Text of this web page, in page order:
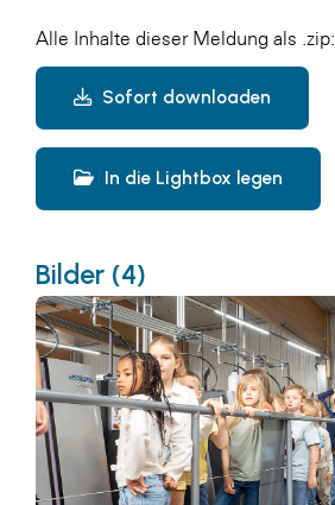
Alle Inhalte dieser Meldung als .zip:
Sofort downloaden
In die Lightbox legen
Bilder (4)